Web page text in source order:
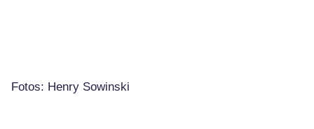
Fotos: Henry Sowinski